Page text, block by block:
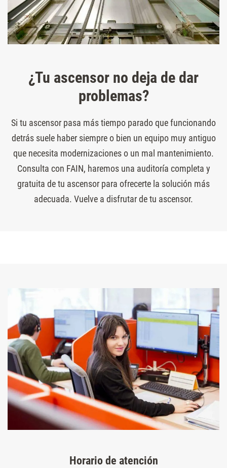
¿Tu ascensor no deja de dar
problemas?
Si tu ascensor pasa más tiempo parado que funcionando
detrás suele haber siempre o bien un equipo muy antiguo
que necesita modernizaciones o un mal mantenimiento.
Consulta con FAIN, haremos una auditoría completa y
gratuita de tu ascensor para ofrecerte la solución más
adecuada. Vuelve a disfrutar de tu ascensor.
Horario de atención